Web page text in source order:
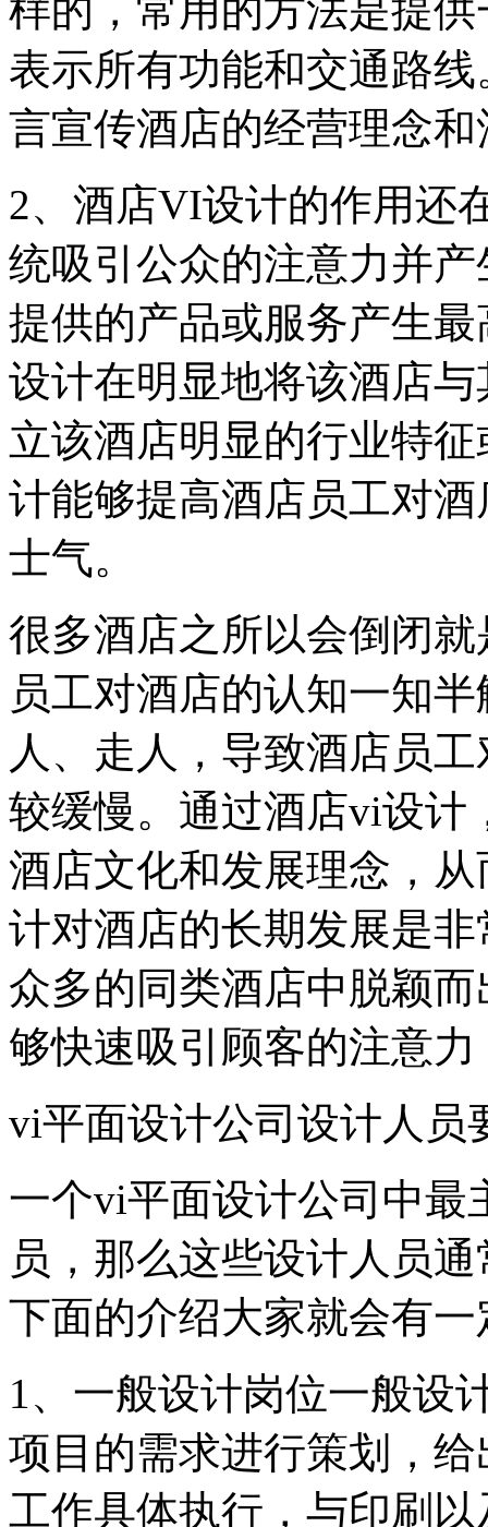
样的，常用的方法是提
表示所有功能和交通路
言宣传酒店的经营理念
2、酒店VI设计的作用还
统吸引公众的注意力并
提供的产品或服务产生
设计在明显地将该酒店
立该酒店明显的行业特
计能够提高酒店员工对
士气。
很多酒店之所以会倒闭
员工对酒店的认知一知
人、走人，导致酒店员
较缓慢。通过酒店vi设计
酒店文化和发展理念，
计对酒店的长期发展是
众多的同类酒店中脱颖
够快速吸引顾客的注意
vi平面设计公司设计人员
一个vi平面设计公司中最
员，那么这些设计人员
下面的介绍大家就会有
1、一般设计岗位一般设
项目的需求进行策划，
工作具体执行，与印刷